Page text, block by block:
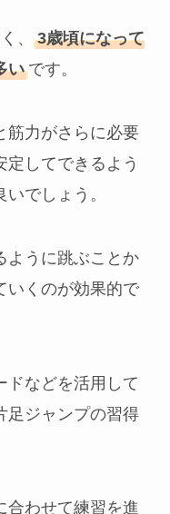
、
3歳頃になって
いです。
筋力がさらに必要
定してできるよう
でしょう。
ように跳ぶことか
いくのが効果的で
ドなどを活用して
足ジャンプの習得
合わせて練習を進